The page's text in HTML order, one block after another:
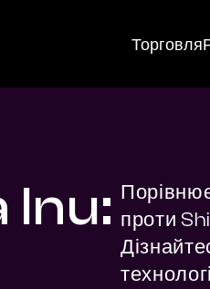
Торговля
Inu: проти